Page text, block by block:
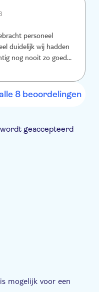
personeel
duidelijk wij hadden
nog nooit zo goed
ook een hele lange
8 beoordelingen
geaccepteerd
mogelijk voor een